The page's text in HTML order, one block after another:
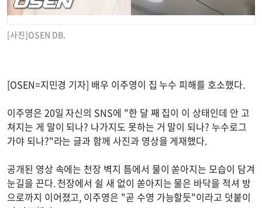
[사진]OSEN DB.
[OSEN=지민경 기자] 배우 이주영이 집 누수 피해를 호소했다.
이주영은 20일 자신의 SNS에 "한 달 째 집이 이 상태인데 안 고
쳐지는 게 말이 되나? 나가지도 못하는 거 말이 되나? 누수로그
가야 되나?"라는 글과 함께 사진과 영상을 게재했다.
공개된 영상 속에는 천장 벽지 틈에서 물이 쏟아지는 모습이 담겨
눈길을 끈다. 천장에서 쉴 새 없이 쏟아지는 물은 바닥을 적셔 방
으로까지 이어졌고, 이주영은 "곧 수영 가능할듯"이라고 덧붙이